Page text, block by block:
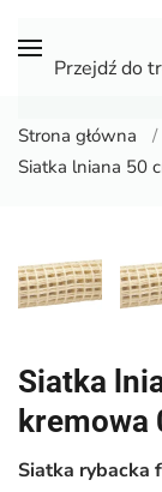
Przejdź do
Strona główna
Siatka lniana 50
Siatka
kremowa
Siatka rybacka